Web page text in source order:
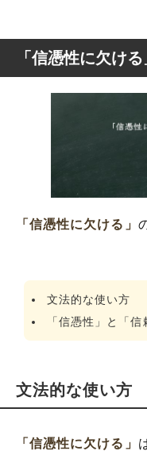
「信憑性に欠け
「信憑性に欠ける」
文法的な使い方
「信憑性」と「
文法的な使い方
「信憑性に欠ける」